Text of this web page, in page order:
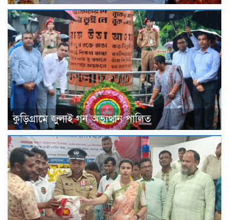
কুড়িগ্রামে‌ জুলাই গন অভ্যুত্থান ‌পালিত